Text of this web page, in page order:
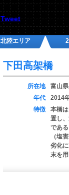
Tweet
北陸エリア
下田高架橋
所在地
富山
年代
2014
特徴
本橋
置し
であ
（塩
劣化
末を